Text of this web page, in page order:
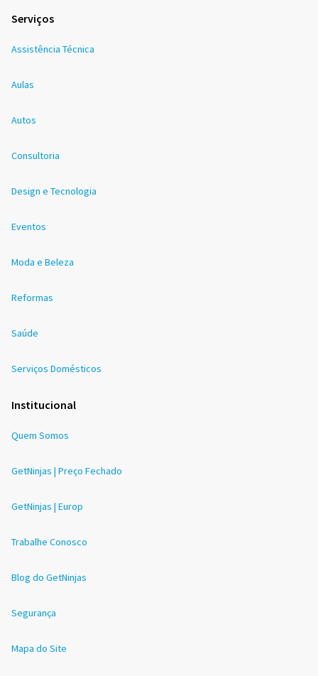
Serviços
Assistência Técnica
Aulas
Autos
Consultoria
Design e Tecnologia
Eventos
Moda e Beleza
Reformas
Saúde
Serviços Domésticos
Institucional
Quem Somos
GetNinjas | Preço Fechado
GetNinjas | Europ
Trabalhe Conosco
Blog do GetNinjas
Segurança
Mapa do Site